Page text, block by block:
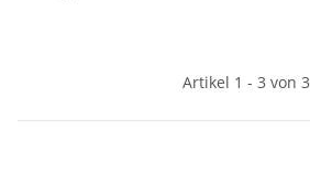
Artikel 1 - 3 von 3